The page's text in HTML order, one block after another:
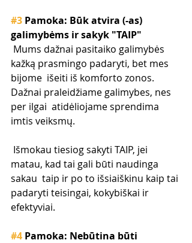
#3 Pamoka: Būk atvira (-as)
galimybėms ir sakyk "TAIP"
kažką prasmingo padaryti, bet mes
bijome  išeiti iš komforto zonos.
Dažnai praleidžiame galimybes, nes
per ilgai  atidėliojame sprendima
imtis veiksmų.
matau, kad tai gali būti naudinga
sakau  taip ir po to išsiaiškinu kaip tai
padaryti teisingai, kokybiškai ir
efektyviai.
#4 Pamoka: Nebūtina būti